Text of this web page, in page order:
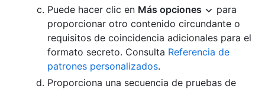
Puede hacer clic en Más opciones
para
proporcionar otro contenido circundante o
requisitos de coincidencia adicionales para el
formato secreto. Consulta Referencia de
patrones personalizados.
Proporciona una secuencia de pruebas de